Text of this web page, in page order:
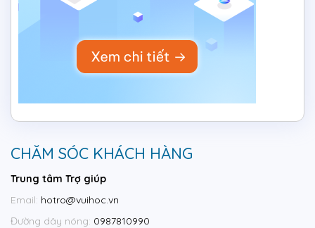
CHĂM SÓC KHÁCH HÀNG
Trung tâm Trợ giúp
Email: hotro@vuihoc.vn
Đường dây nóng: 0987810990